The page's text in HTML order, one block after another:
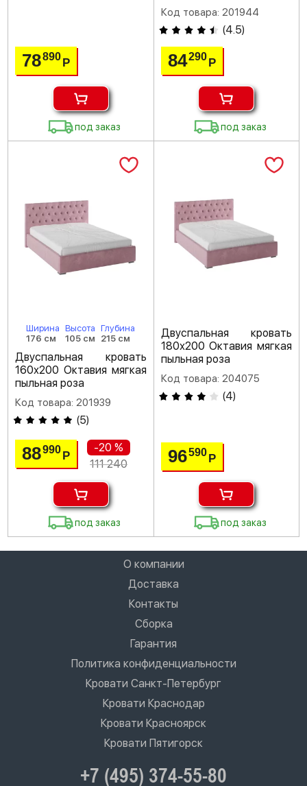
78890Р
под заказ
Код товара: 201944
(4.5)
84290 Р
под заказ
Ширина
176 см
Высота
105 см
Глубина
215 см
Двуспальная кровать
160х200 Октавия мягкая
пыльная роза
Код товара: 201939
(5)
88990Р
-20 %
111 240
под заказ
Двуспальная кровать
180х200 Октавия мягкая
пыльная роза
Код товара: 204075
(4)
96590 Р
под заказ
О компании
Доставка
Контакты
Сборка
Гарантия
Политика конфиденциальности
Кровати Санкт-Петербург
Кровати Краснодар
Кровати Красноярск
Кровати Пятигорск
+7 (495) 374-55-80